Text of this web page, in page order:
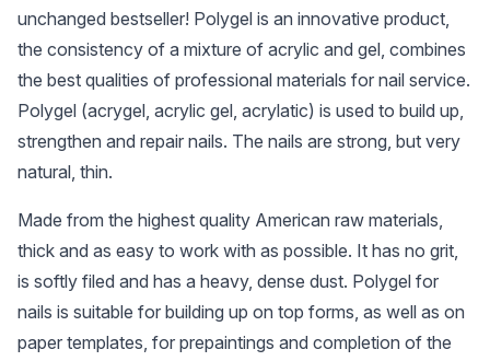
unchanged bestseller! Polygel is an innovative product,
the consistency of a mixture of acrylic and gel, combines
the best qualities of professional materials for nail service.
Polygel (acrygel, acrylic gel, acrylatic) is used to build up,
strengthen and repair nails. The nails are strong, but very
natural, thin.
Made from the highest quality American raw materials,
thick and as easy to work with as possible. It has no grit,
is softly filed and has a heavy, dense dust. Polygel for
nails is suitable for building up on top forms, as well as on
paper templates, for prepaintings and completion of the